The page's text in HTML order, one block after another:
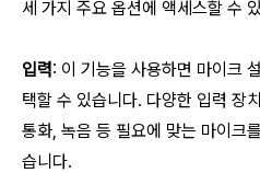
세 가지 주요 옵션에 액세스할 수
입력: 이 기능을 사용하면 마이크
택할 수 있습니다. 다양한 입력 장
통화, 녹음 등 필요에 맞는 마이크
습니다.